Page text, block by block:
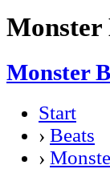
Monster
Monster
Start
› Beats
›